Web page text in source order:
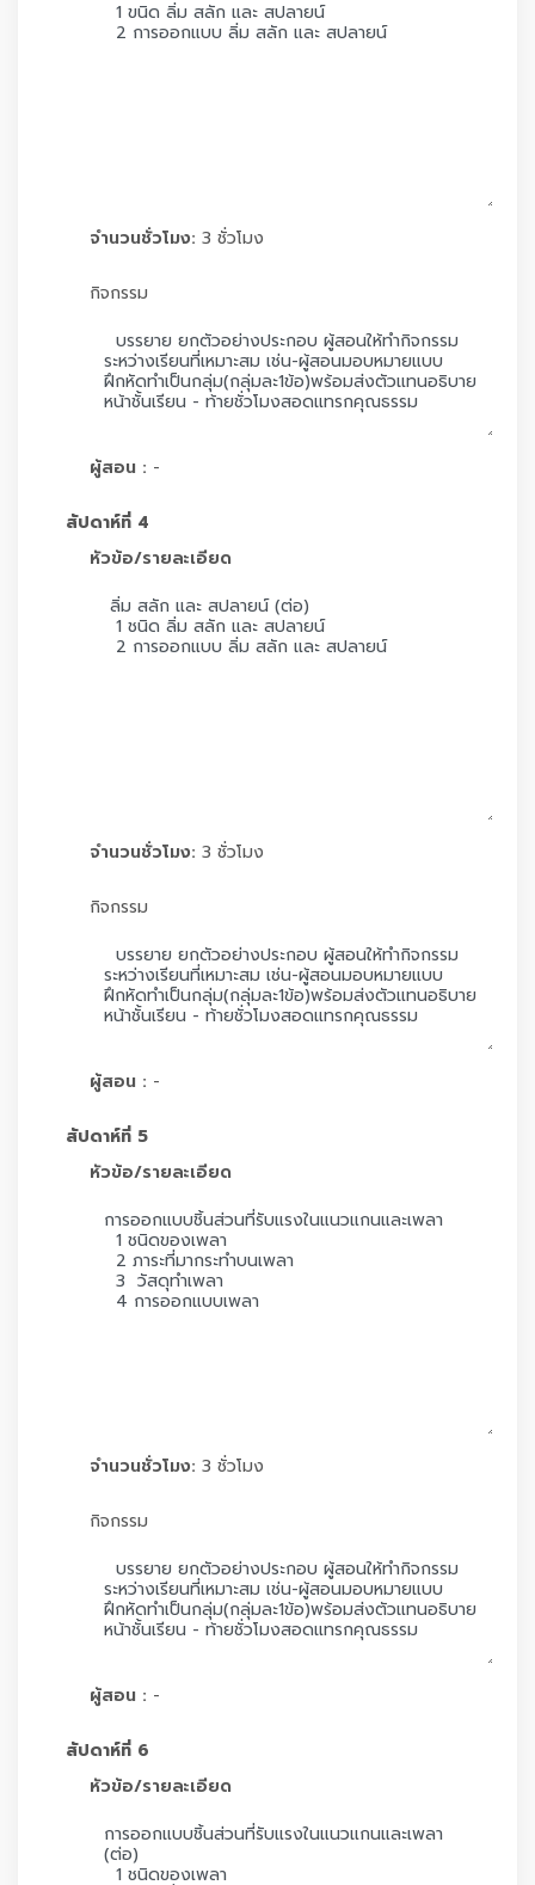
จำนวนชั่วโมง: 3 ชั่วโมง
กิจกรรม
ผู้สอน : -
สัปดาห์ที่ 4
หัวข้อ/รายละเอียด
จำนวนชั่วโมง: 3 ชั่วโมง
กิจกรรม
ผู้สอน : -
สัปดาห์ที่ 5
หัวข้อ/รายละเอียด
จำนวนชั่วโมง: 3 ชั่วโมง
กิจกรรม
ผู้สอน : -
สัปดาห์ที่ 6
หัวข้อ/รายละเอียด